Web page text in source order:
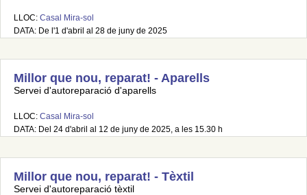
LLOC: Casal Mira-sol
DATA: De l'1 d'abril al 28 de juny de 2025
Millor que nou, reparat! - Aparells
Servei d'autoreparació d'aparells
LLOC: Casal Mira-sol
DATA: Del 24 d'abril al 12 de juny de 2025, a les 15.30 h
Millor que nou, reparat! - Tèxtil
Servei d'autoreparació tèxtil